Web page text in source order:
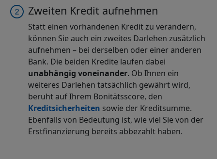
Zweiten Kredit aufnehmen
Statt einen vorhandenen Kredit zu verändern,
können Sie auch ein zweites Darlehen zusätzlich
aufnehmen – bei derselben oder einer anderen
Bank. Die beiden Kredite laufen dabei
unabhängig voneinander. Ob Ihnen ein
weiteres Darlehen tatsächlich gewährt wird,
beruht auf Ihrem Bonitätsscore, den
Kreditsicherheiten sowie der Kreditsumme.
Ebenfalls von Bedeutung ist, wie viel Sie von der
Erstfinanzierung bereits abbezahlt haben.